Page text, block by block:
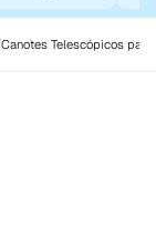
Canotes Telescópicos